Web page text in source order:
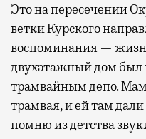
Современный
с собой не только
А ожидание рейса все
не в потерянное
спокойно закончить
активности в
Это на пересечении
ветки Курского
воспоминания —
двухэтажный дом был
трамвайным депо.
трамвая, и ей там
помню из детства